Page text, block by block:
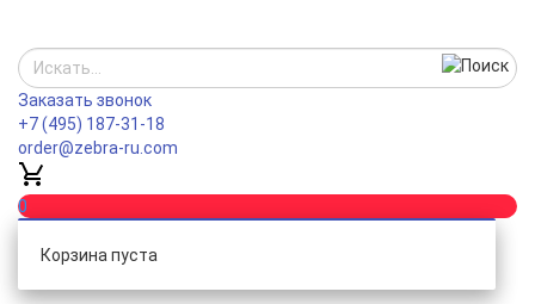
Заказать звонок
+7 (495) 187-31-18
order@zebra-ru.com
0
Корзина пуста